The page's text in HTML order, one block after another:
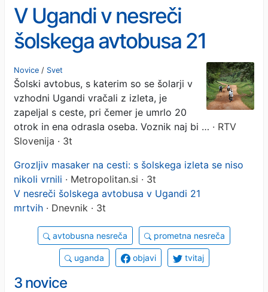
V Ugandi v nesreči
šolskega avtobusa 21
mrtvih
Novice / Svet
Šolski avtobus, s katerim so se šolarji v
vzhodni Ugandi vračali z izleta, je
zapeljal s ceste, pri čemer je umrlo 20
otrok in ena odrasla oseba. Voznik naj bi … · RTV
Slovenija · 3t
Grozljiv masaker na cesti: s šolskega izleta se niso
nikoli vrnili · Metropolitan.si · 3t
V nesreči šolskega avtobusa v Ugandi 21
mrtvih · Dnevnik · 3t
avtobusna nesreča prometna nesreča
uganda objavi tvitaj
3 novice